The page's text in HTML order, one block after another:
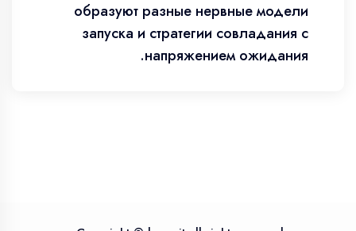
образуют разные нервные модели
запуска и стратегии совладания с
напряжением ожидания.